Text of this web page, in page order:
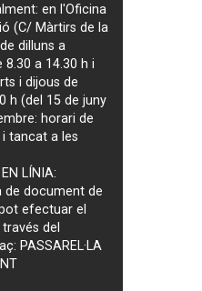
en l'Oficina
(C/ Màrtirs de la
dilluns a
8.30 a 14.30 h i
i dijous de
h (del 15 de juny
horari de
i tancat a les
LÍNIA:
de document de
efectuar el
del
PASSAREL·LA